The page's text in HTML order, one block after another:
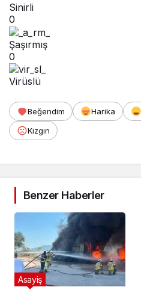
Sinirli
0
Şaşırmış
0
Virüslü
Beğendim Harika
Kızgın
Benzer Haberler
Asayiş